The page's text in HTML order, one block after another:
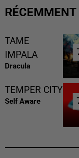
RÉCEMMENT
TAME
IMPALA
Dracula
TEMPER CITY
Self Aware